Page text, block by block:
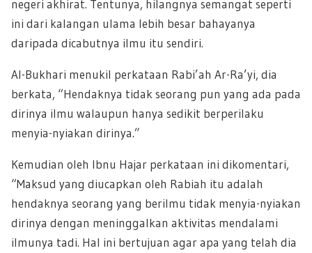
negeri akhirat. Tentunya, hilangnya semangat seperti
ini dari kalangan ulama lebih besar bahayanya
daripada dicabutnya ilmu itu sendiri.
Al-Bukhari menukil perkataan Rabi’ah Ar-Ra’yi, dia
berkata, “Hendaknya tidak seorang pun yang ada pada
dirinya ilmu walaupun hanya sedikit berperilaku
menyia-nyiakan dirinya.”
Kemudian oleh Ibnu Hajar perkataan ini dikomentari,
“Maksud yang diucapkan oleh Rabiah itu adalah
hendaknya seorang yang berilmu tidak menyia-nyiakan
dirinya dengan meninggalkan aktivitas mendalami
ilmunya tadi. Hal ini bertujuan agar apa yang telah dia